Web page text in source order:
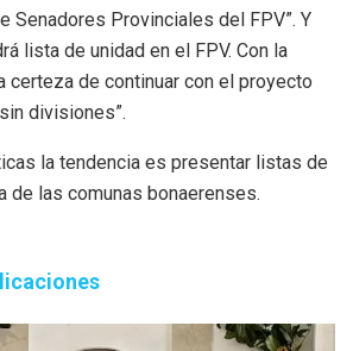
Senadores Provinciales del FPV”. Y
lista de unidad en el FPV. Con la
certeza de continuar con el proyecto
divisiones”.
la tendencia es presentar listas de
de las comunas bonaerenses.